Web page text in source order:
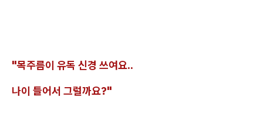
"목주름이 유독 신경 쓰여요..
나이 들어서 그럴까요?"